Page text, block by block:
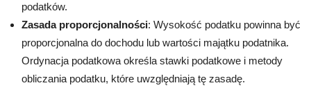
podatków.
Zasada proporcjonalności: Wysokość podatku powinna być
proporcjonalna do dochodu lub wartości majątku podatnika.
Ordynacja podatkowa określa stawki podatkowe i metody
obliczania podatku, które uwzględniają tę zasadę.